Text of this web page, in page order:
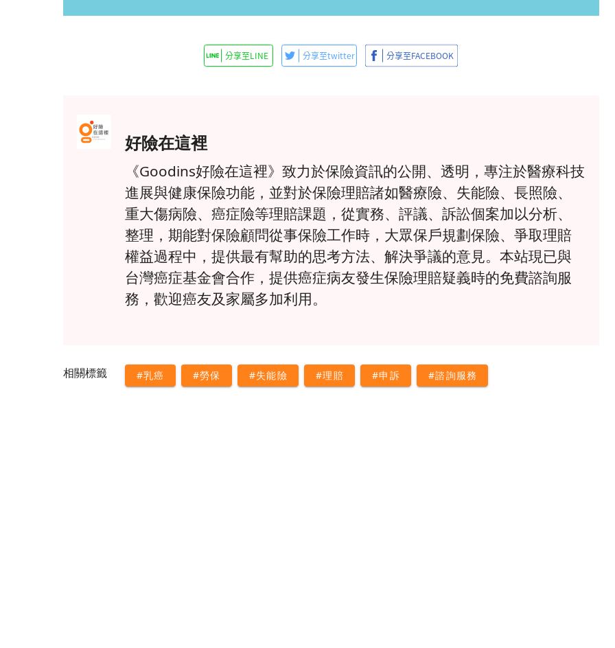
好險在這裡
《Goodins好險在這裡》致力於保險資訊的公開、透明，專注於醫療科技
進展與健康保險功能，並對於保險理賠諸如醫療險、失能險、長照險、
重大傷病險、癌症險等理賠課題，從實務、評議、訴訟個案加以分析、
整理，期能對保險顧問從事保險工作時，大眾保戶規劃保險、爭取理賠
權益過程中，提供最有幫助的思考方法、解決爭議的意見。本站現已與
台灣癌症基金會合作，提供癌症病友發生保險理賠疑義時的免費諮詢服
務，歡迎癌友及家屬多加利用。
相關標籤 #乳癌 #勞保 #失能險 #理賠 #申訴 #諮詢服務